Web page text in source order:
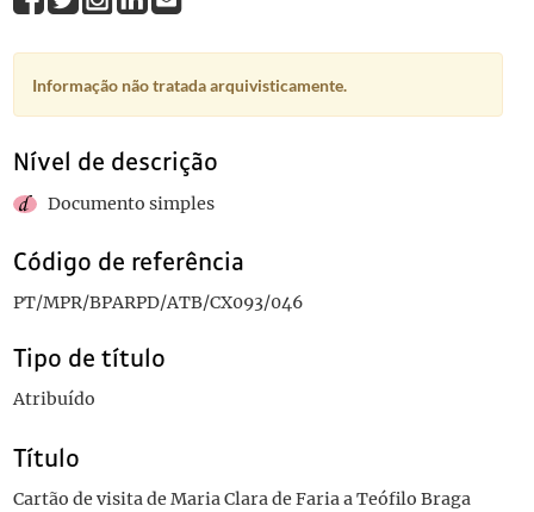
Informação não tratada arquivisticamente.
Nível de descrição
Documento simples
Código de referência
PT/MPR/BPARPD/ATB/CX093/046
Tipo de título
Atribuído
Título
Cartão de visita de Maria Clara de Faria a Teófilo Braga